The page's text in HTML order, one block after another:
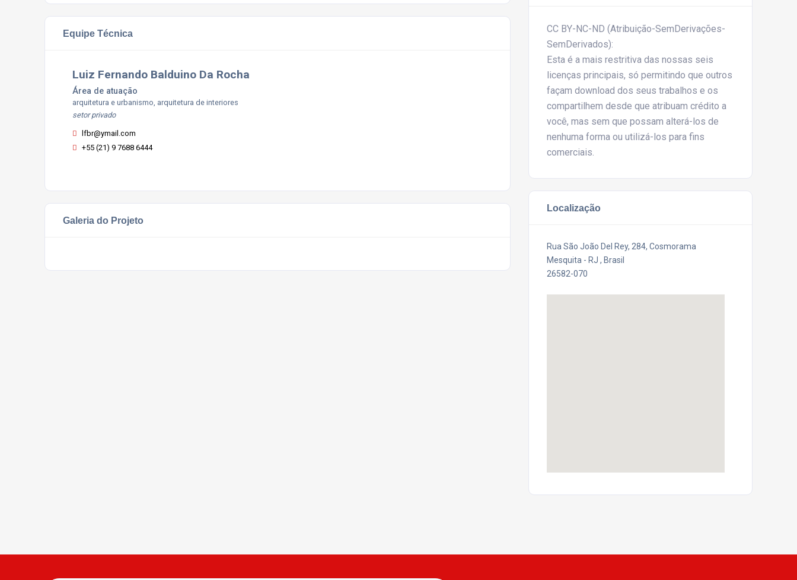
Equipe Técnica
Luiz Fernando Balduino Da Rocha
Área de atuação
arquitetura e urbanismo, arquitetura de interiores
setor privado
lfbr@ymail.com
+55 (21) 9 7688 6444
Galeria do Projeto
CC BY-NC-ND (Atribuição-SemDerivações-
SemDerivados):
Esta é a mais restritiva das nossas seis
licenças principais, só permitindo que outros
façam download dos seus trabalhos e os
compartilhem desde que atribuam crédito a
você, mas sem que possam alterá-los de
nenhuma forma ou utilizá-los para fins
comerciais.
Localização
Rua São João Del Rey, 284, Cosmorama
Mesquita - RJ , Brasil
26582-070